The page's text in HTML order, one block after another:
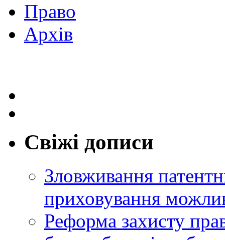
Право
Архів
Свіжі дописи
Зловживання
приховування
Реформа захисту